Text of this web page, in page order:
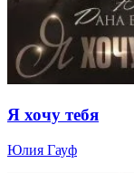
Я хочу тебя
Юлия Гауф